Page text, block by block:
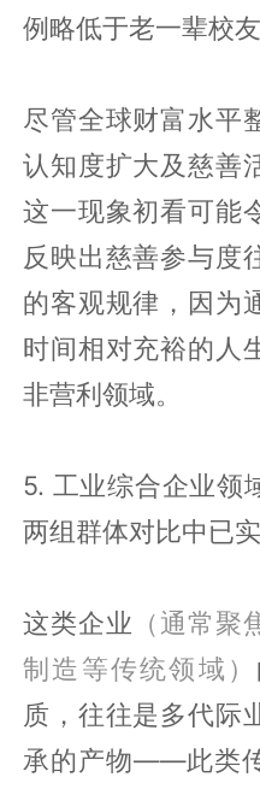
例略低于老一辈校友
尽管全球财富水平
认知度扩大及慈善
这一现象初看可能
反映出慈善参与度
的客观规律，因为
时间相对充裕的人
非营利领域。
5. 工业综合企业领
两组群体对比中已实
这类企业 （通常
制造等传统领域）
质，往往是多代际
承的产物——此类